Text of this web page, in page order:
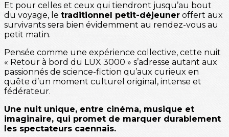
Et pour celles et ceux qui tiendront jusqu’au bout
du voyage, le traditionnel petit-déjeuner offert aux
survivants sera bien évidemment au rendez-vous au
petit matin.
Pensée comme une expérience collective, cette nuit
« Retour à bord du LUX 3000 » s’adresse autant aux
passionnés de science-fiction qu’aux curieux en
quête d’un moment culturel original, intense et
fédérateur.
Une nuit unique, entre cinéma, musique et
imaginaire, qui promet de marquer durablement
les spectateurs caennais.